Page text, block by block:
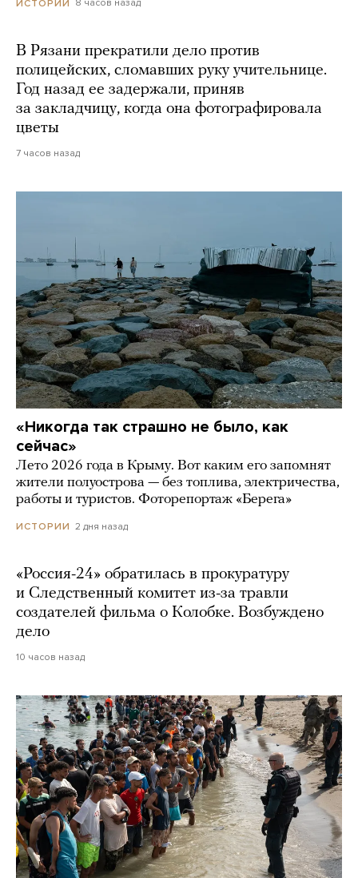
ИСТОРИИ 8 часов назад
В Рязани прекратили дело против
полицейских, сломавших руку учительнице.
Год назад ее задержали, приняв
за закладчицу, когда она фотографировала
цветы
7 часов назад
«Никогда так страшно не было, как
сейчас»
Лето 2026 года в Крыму. Вот каким его запомнят
жители полуострова — без топлива, электричества,
работы и туристов. Фоторепортаж «Берега»
ИСТОРИИ 2 дня назад
«Россия-24» обратилась в прокуратуру
и Следственный комитет из-за травли
создателей фильма о Колобке. Возбуждено
дело
10 часов назад